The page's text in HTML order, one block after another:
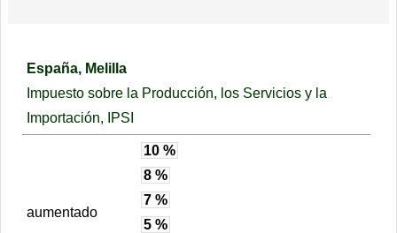
España, Melilla
Impuesto sobre la Producción, los Servicios y la
Importación, IPSI
aumentado
10 %
8 %
7 %
5 %